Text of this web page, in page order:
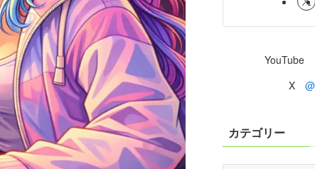
YouTube
X
カテゴリー